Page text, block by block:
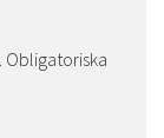
Obligatoriska